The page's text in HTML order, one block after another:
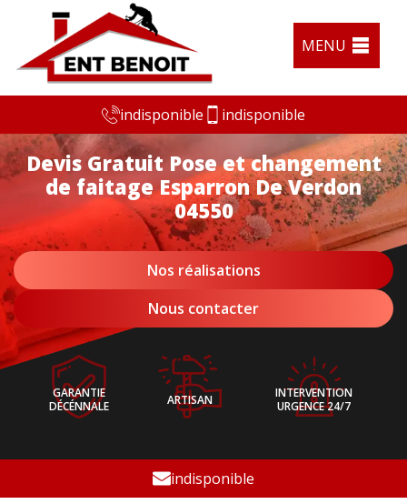
MENU
indisponible indisponible
Devis Gratuit Pose et changement
de faitage Esparron De Verdon
04550
Nos réalisations
Nous contacter
GARANTIE
DÉCÉNNALE
ARTISAN
INTERVENTION
URGENCE 24/7
indisponible